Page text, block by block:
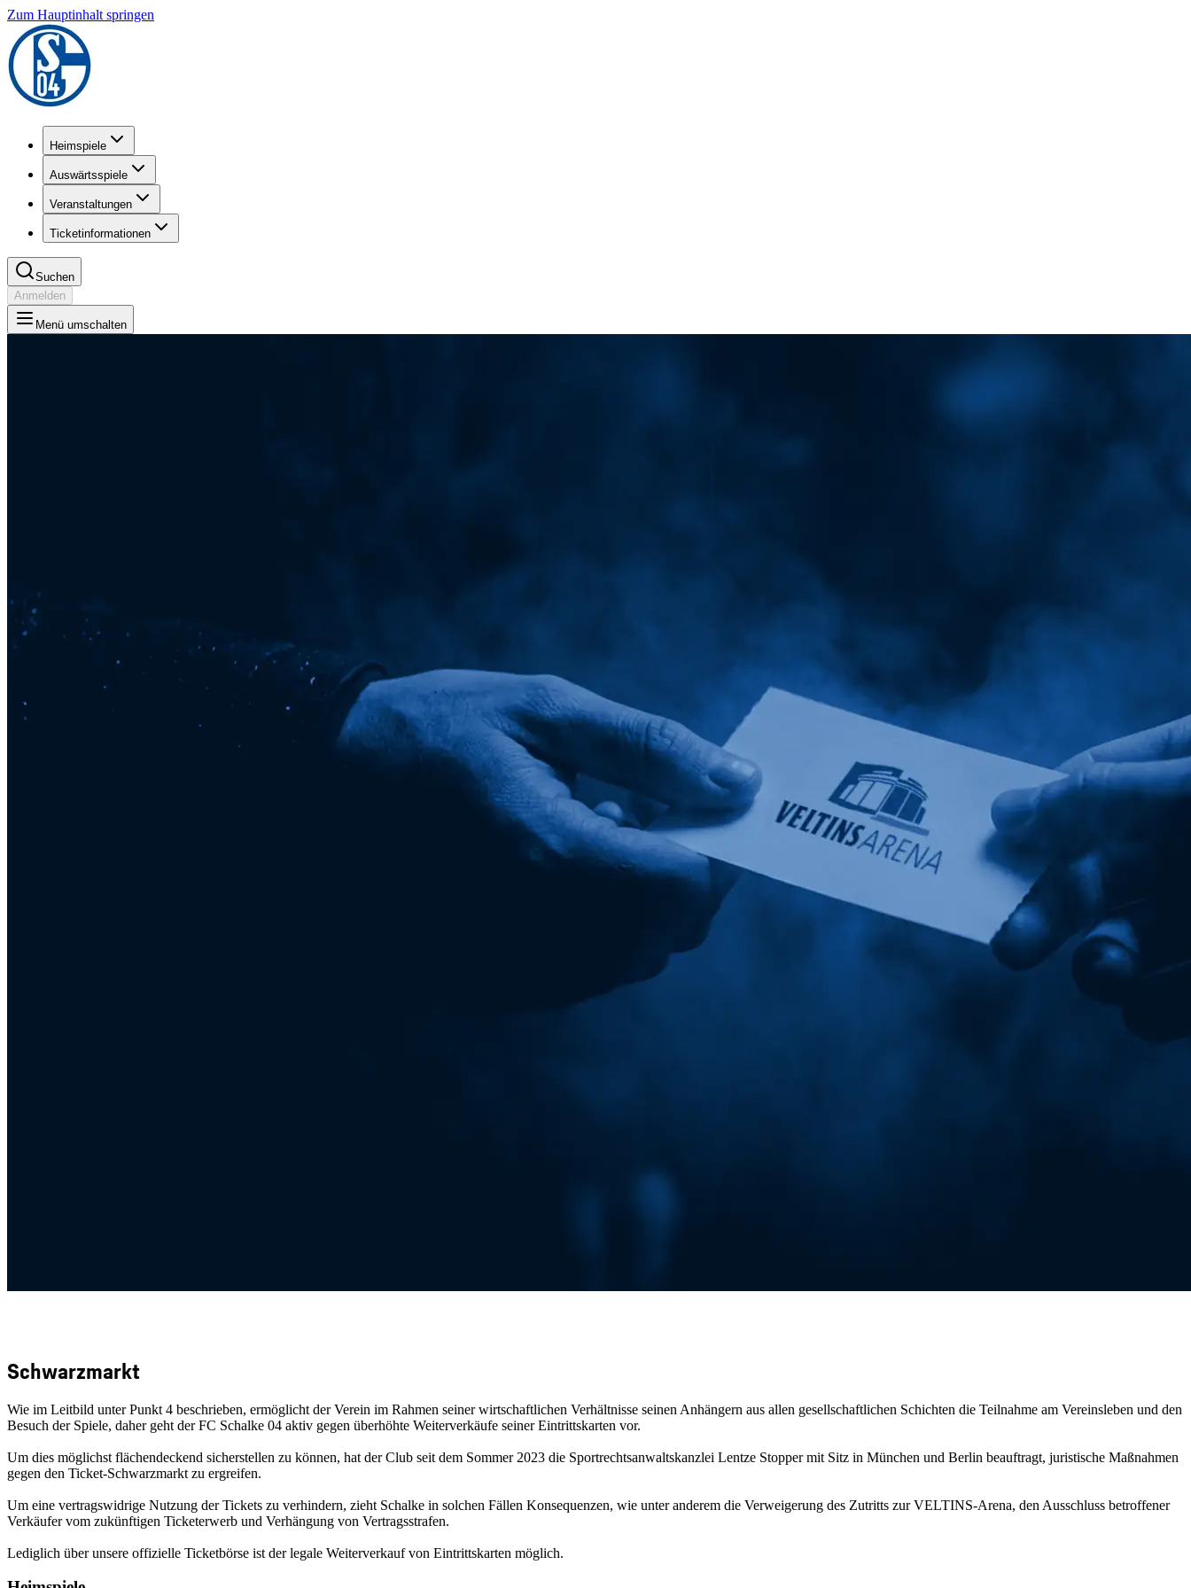
Zum Hauptinhalt springen
Heimspiele
Auswärtsspiele
Veranstaltungen
Ticketinformationen
Suchen
Anmelden
Menü umschalten
Schwarzmarkt
Wie im Leitbild unter Punkt 4 beschrieben, ermöglicht der Verein im Rahmen seiner wirtschaftlichen Verhältnisse seinen Anhängern aus allen gesellschaftlichen Schichten die Teilnahme am Vereinsleben und den
Besuch der Spiele, daher geht der FC Schalke 04 aktiv gegen überhöhte Weiterverkäufe seiner Eintrittskarten vor.
Um dies möglichst flächendeckend sicherstellen zu können, hat der Club seit dem Sommer 2023 die Sportrechtsanwaltskanzlei Lentze Stopper mit Sitz in München und Berlin beauftragt, juristische Maßnahmen
gegen den Ticket-Schwarzmarkt zu ergreifen.
Um eine vertragswidrige Nutzung der Tickets zu verhindern, zieht Schalke in solchen Fällen Konsequenzen, wie unter anderem die Verweigerung des Zutritts zur VELTINS-Arena, den Ausschluss betroffener
Verkäufer vom zukünftigen Ticketerwerb und Verhängung von Vertragsstrafen.
Lediglich über unsere offizielle Ticketbörse ist der legale Weiterverkauf von Eintrittskarten möglich.